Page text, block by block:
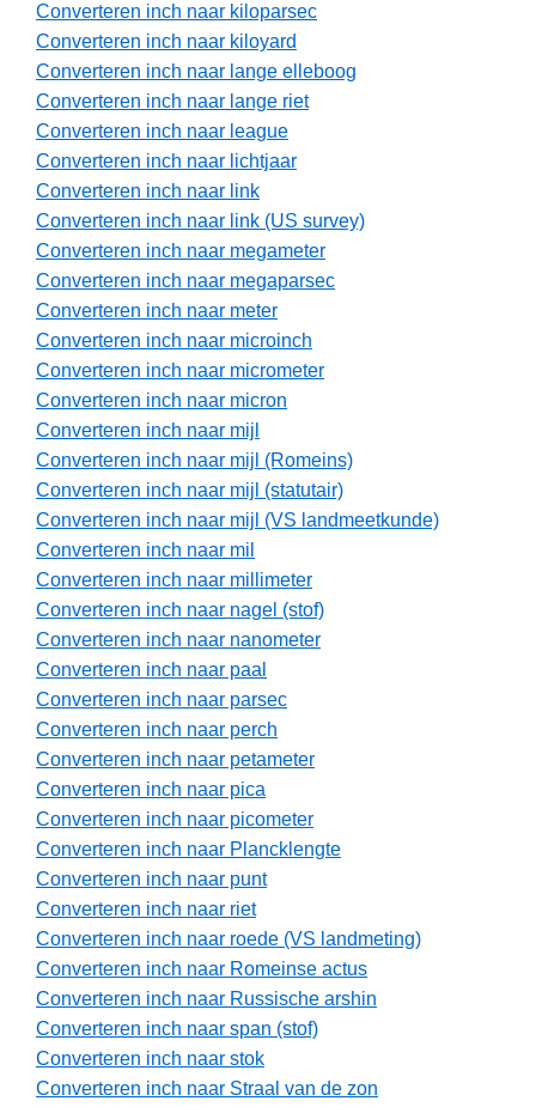
Converteren inch naar kiloparsec
Converteren inch naar kiloyard
Converteren inch naar lange elleboog
Converteren inch naar lange riet
Converteren inch naar league
Converteren inch naar lichtjaar
Converteren inch naar link
Converteren inch naar link (US survey)
Converteren inch naar megameter
Converteren inch naar megaparsec
Converteren inch naar meter
Converteren inch naar microinch
Converteren inch naar micrometer
Converteren inch naar micron
Converteren inch naar mijl
Converteren inch naar mijl (Romeins)
Converteren inch naar mijl (statutair)
Converteren inch naar mijl (VS landmeetkunde)
Converteren inch naar mil
Converteren inch naar millimeter
Converteren inch naar nagel (stof)
Converteren inch naar nanometer
Converteren inch naar paal
Converteren inch naar parsec
Converteren inch naar perch
Converteren inch naar petameter
Converteren inch naar pica
Converteren inch naar picometer
Converteren inch naar Plancklengte
Converteren inch naar punt
Converteren inch naar riet
Converteren inch naar roede (VS landmeting)
Converteren inch naar Romeinse actus
Converteren inch naar Russische arshin
Converteren inch naar span (stof)
Converteren inch naar stok
Converteren inch naar Straal van de zon